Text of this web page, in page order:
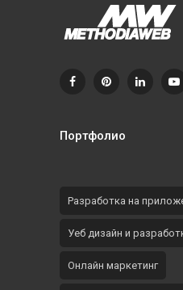
Портфолио
Разработка на
Уеб дизайн и
Онлайн маркетинг